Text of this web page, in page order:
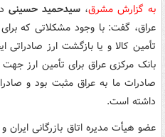
به گزارش مشرق،سیدحمید حسینی
عراق، گفت: با وجود مشکلاتی که برای
تأمین کالا و یا بازگشت ارز
بانک مرکزی عراق برای تأمین ارز جهت
داشته است.